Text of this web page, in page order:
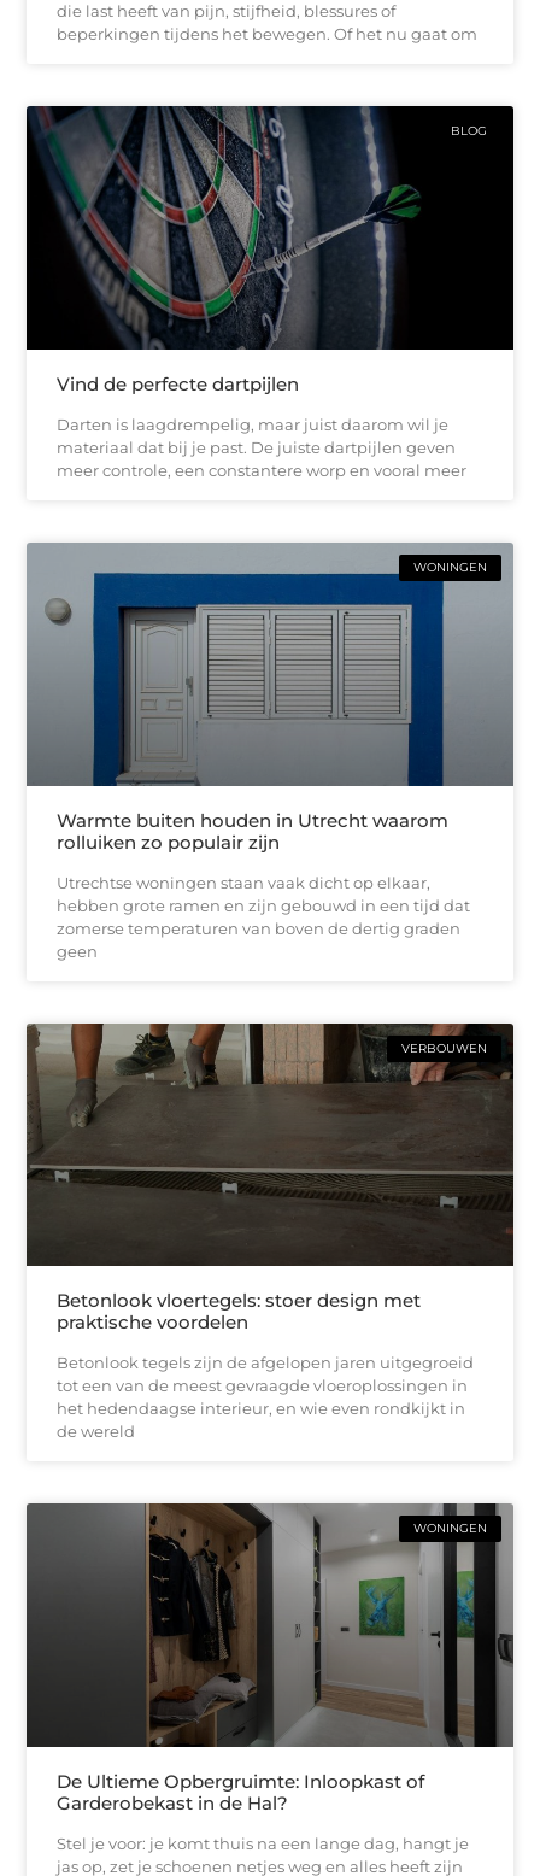
die last heeft van pijn, stijfheid, blessures of
beperkingen tijdens het bewegen. Of het nu gaat om
BLOG
Vind de perfecte dartpijlen
Darten is laagdrempelig, maar juist daarom wil je
materiaal dat bij je past. De juiste dartpijlen geven
meer controle, een constantere worp en vooral meer
WONINGEN
Warmte buiten houden in Utrecht waarom
rolluiken zo populair zijn
Utrechtse woningen staan vaak dicht op elkaar,
hebben grote ramen en zijn gebouwd in een tijd dat
zomerse temperaturen van boven de dertig graden
geen
VERBOUWEN
Betonlook vloertegels: stoer design met
praktische voordelen
Betonlook tegels zijn de afgelopen jaren uitgegroeid
tot een van de meest gevraagde vloeroplossingen in
het hedendaagse interieur, en wie even rondkijkt in
de wereld
WONINGEN
De Ultieme Opbergruimte: Inloopkast of
Garderobekast in de Hal?
Stel je voor: je komt thuis na een lange dag, hangt je
jas op, zet je schoenen netjes weg en alles heeft zijn